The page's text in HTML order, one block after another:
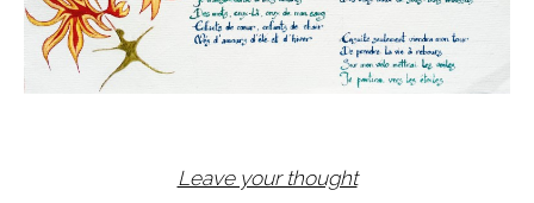
Leave your thought